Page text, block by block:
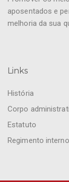
aposentados e
melhoria da sua
Links
História
Corpo
Estatuto
Regimento interno